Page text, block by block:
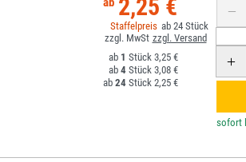
2,25 €
24
1
3,25 €
4
3,08 €
24
2,25 €